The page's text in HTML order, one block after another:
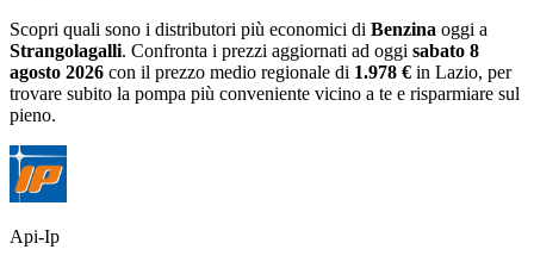
Scopri quali sono i distributori più economici di Benzina oggi a
Strangolagalli. Confronta i prezzi aggiornati ad oggi sabato 8
agosto 2026 con il prezzo medio regionale di 1.978 € in Lazio, per
trovare subito la pompa più conveniente vicino a te e risparmiare sul
pieno.
Api-Ip